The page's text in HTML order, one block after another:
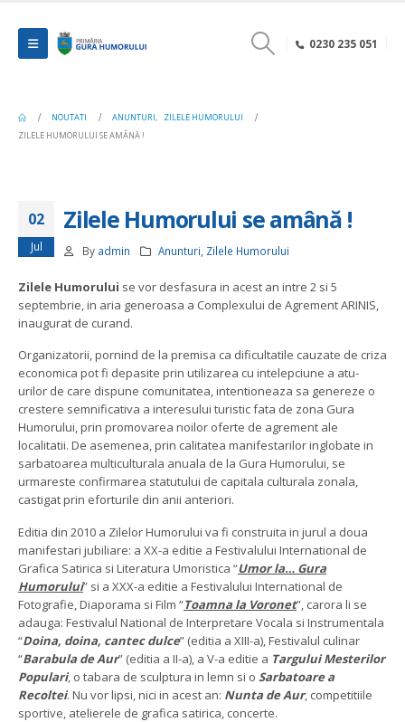
0230 235 051
NOUTATI ANUNTURI,
ZILELE HUMORULUI
ZILELE HUMORULUI SE AMÂNĂ !
02
Jul
Zilele Humorului se amână !
By admin Anunturi Zilele Humorului
Zilele Humorului se vor desfasura in acest an intre 2 si 5
septembrie, in aria generoasa a Complexului de Agrement ARINIS,
inaugurat de curand.
Organizatorii, pornind de la premisa ca dificultatile cauzate de criza
economica pot fi depasite prin utilizarea cu intelepciune a atu-
urilor de care dispune comunitatea, intentioneaza sa genereze o
crestere semnificativa a interesului turistic fata de zona Gura
Humorului, prin promovarea noilor oferte de agrement ale
localitatii. De asemenea, prin calitatea manifestarilor inglobate in
sarbatoarea multiculturala anuala de la Gura Humorului, se
urmareste confirmarea statutului de capitala culturala zonala,
castigat prin eforturile din anii anteriori.
Editia din 2010 a Zilelor Humorului va fi construita in jurul a doua
manifestari jubiliare: a XX-a editie a Festivalului International de
Grafica Satirica si Literatura Umoristica “Umor la… Gura
Humorului” si a XXX-a editie a Festivalului International de
Fotografie, Diaporama si Film “Toamna la Voronet”, carora li se
adauga: Festivalul National de Interpretare Vocala si Instrumentala
“Doina, doina, cantec dulce” (editia a XIII-a), Festivalul culinar
“Barabula de Aur” (editia a II-a), a V-a editie a Targului Mesterilor
Populari, o tabara de sculptura in lemn si o Sarbatoare a
Recoltei. Nu vor lipsi, nici in acest an: Nunta de Aur, competitiile
sportive, atelierele de grafica satirica, concerte.